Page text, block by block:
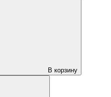
В корзину